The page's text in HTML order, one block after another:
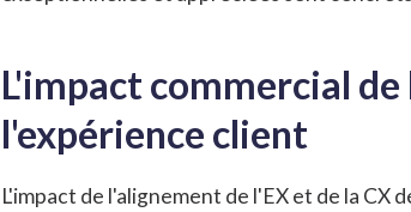
L'impact commercial
l'expérience client
L'impact de l'alignement de l'EX et de la CX